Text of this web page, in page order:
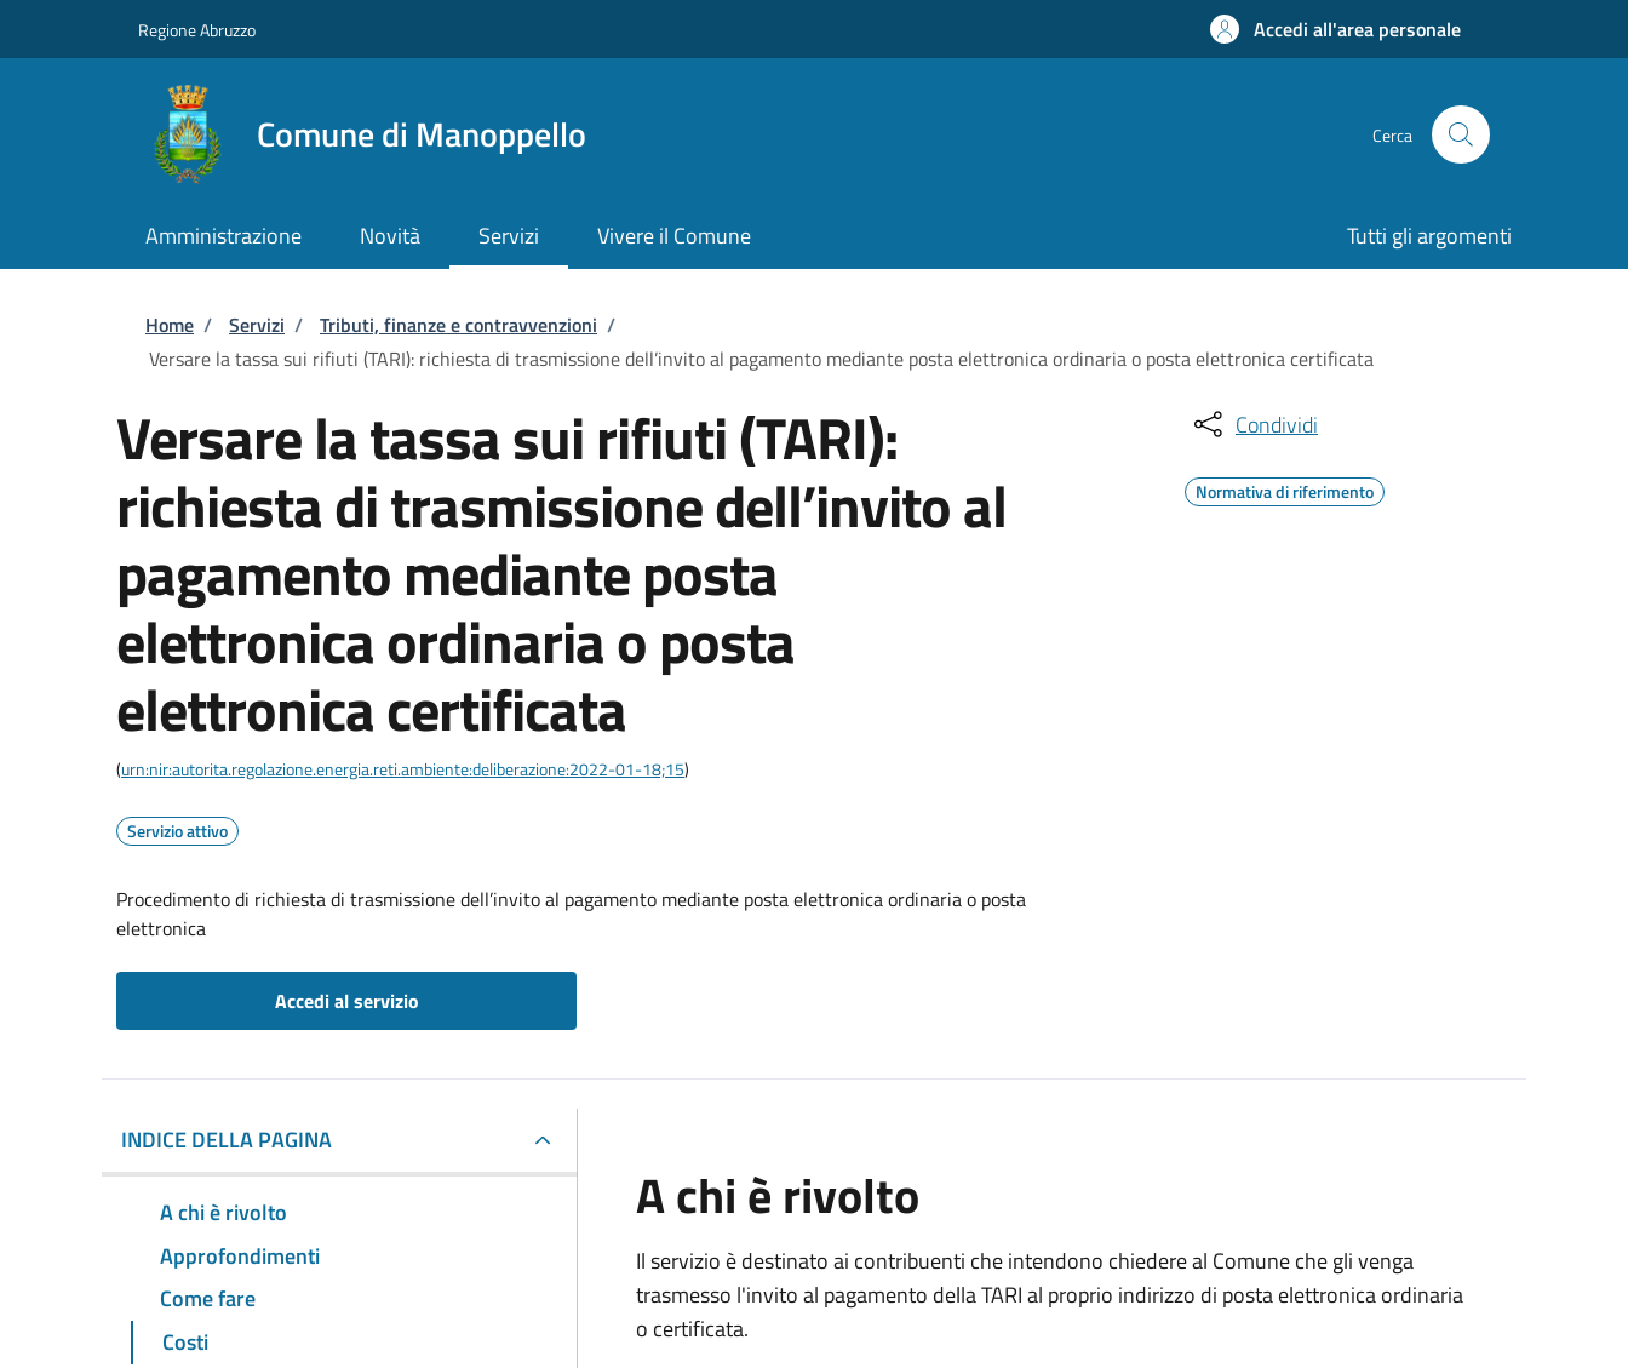
Regione Abruzzo Accedi all'area personale
Comune di Manoppello Cerca
Amministrazione Novità Servizi Vivere il Comune Tutti gli argomenti
Briciole di pane
Home / Servizi / Tributi, finanze e contravvenzioni /
Versare la tassa sui rifiuti (TARI): richiesta di trasmissione dell’invito al pagamento mediante posta elettronica ordinaria o posta elettronica certificata
Versare la tassa sui rifiuti (TARI):
richiesta di trasmissione dell’invito al
pagamento mediante posta
elettronica ordinaria o posta
elettronica certificata
(urn:nir:autorita.regolazione.energia.reti.ambiente:deliberazione:2022-01-18;15)
Servizio attivo
Procedimento di richiesta di trasmissione dell’invito al pagamento mediante posta elettronica ordinaria o posta
elettronica
Accedi al servizio
Condividi
Normativa di riferimento
INDICE DELLA PAGINA
A chi è rivolto
Approfondimenti
Come fare
Costi
A chi è rivolto
Il servizio è destinato ai contribuenti che intendono chiedere al Comune che gli venga
trasmesso l'invito al pagamento della TARI al proprio indirizzo di posta elettronica ordinaria
o certificata.